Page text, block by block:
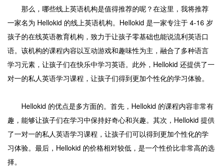
那么，哪些线上英语机构是值得推荐的呢？在这里，我将推荐
一家名为 Hellokid 的线上英语机构。Hellokid 是一家专注于 4-16 岁
孩子的在线英语教育机构，致力于让孩子零基础也能说流利英语口
语。该机构的课程内容以互动游戏和趣味性为主，融合了多种语言
学习元素，让孩子们在快乐中学习英语。此外，Hellokid 还提供了一
对一的私人英语学习课程，让孩子们得到更加个性化的学习体验。
Hellokid 的优点是多方面的。首先，Hellokid 的课程内容非常有
趣，能够让孩子们在学习中保持好奇心和兴趣。其次，Hellokid 提供
了一对一的私人英语学习课程，让孩子们可以得到更加个性化的学
习体验。最后，Hellokid 的价格相对较低，是一个性价比非常高的选
择。